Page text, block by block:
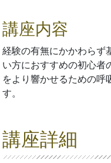
講座内容
経験の有無にかかわらず
い方におすすめの初心者
をより響かせるための呼
す。
講座詳細